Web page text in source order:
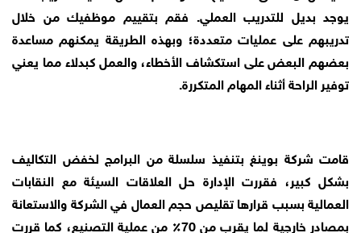
يوجد بديل للتدريب العملي. فقم بتقييم موظفيك من خلال
تدريبهم على عمليات متعددة؛ وبهذه الطريقة يمكنهم مساعدة
بعضهم البعض على استكشاف الأخطاء، والعمل كبدلاء مما يعني
توفير الراحة أثناء المهام المتكررة.
قامت شركة بوينغ بتنفيذ سلسلة من البرامج لخفض التكاليف
بشكل كبير، فقررت الإدارة حل العلاقات السيئة مع النقابات
العمالية بسبب قرارها تقليص حجم العمال في الشركة والاستعانة
بمصادر خارجية لما يقرب من 70٪ من عملية التصنيع، كما قررت